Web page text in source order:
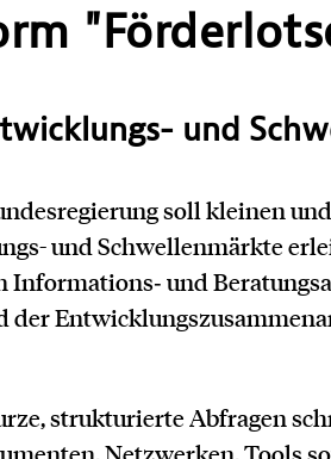
und
soll kleinen
und Schwellenmärkte
und
strukturierte Abfragen